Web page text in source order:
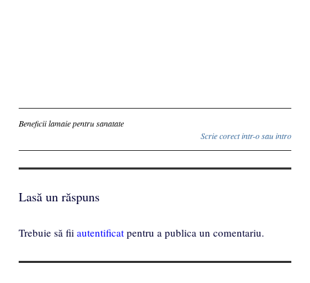
Inscriere
Beneficii lamaie pentru sanatate
Scrie corect intr-o sau intro
Lasă un răspuns
Trebuie să fii autentificat pentru a publica un comentariu.